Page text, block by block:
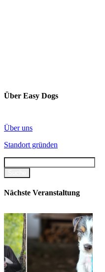
Über Easy Dogs
Über uns
Standort gründen
Nächste Veranstaltung